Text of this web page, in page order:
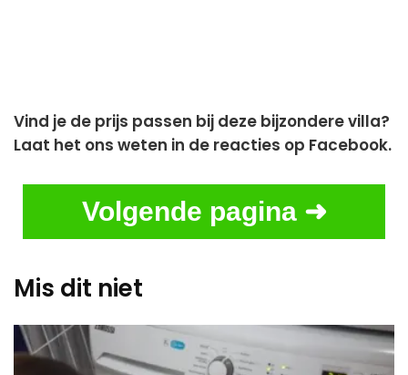
Vind je de prijs passen bij deze bijzondere villa?
Laat het ons weten in de reacties op Facebook.
Volgende pagina ➜
Mis dit niet